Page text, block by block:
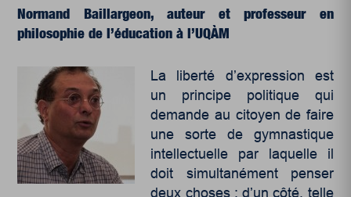
Normand Baillargeon, auteur et professeur en
philosophie de l’éducation à l’UQÀM
La liberté d’expression est
un principe politique qui
demande au citoyen de faire
une sorte de gymnastique
intellectuelle par laquelle il
doit simultanément penser
deux choses : d’un côté, telle